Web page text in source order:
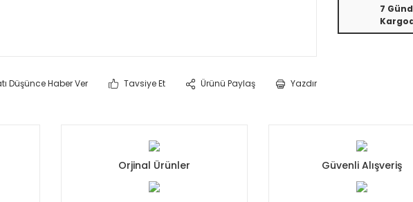
Düşünce Haber Ver Tavsiye Et Ürünü Paylaş Yazdır
7
Orjinal Ürünler Güvenli Alışveriş